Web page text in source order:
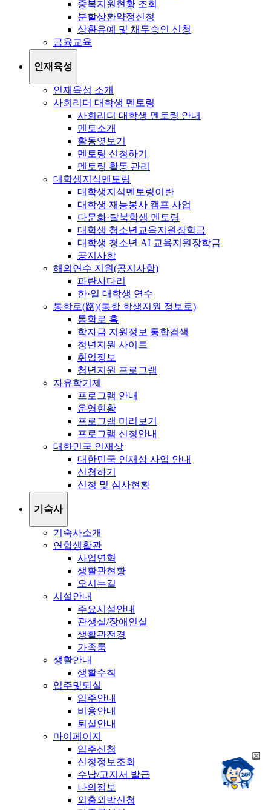
중복지원현황 조회
분할상환약정신청
상환유예 및 채무승인 신청
금융교육
인재육성
인재육성 소개
사회리더 대학생 멘토링
사회리더 대학생 멘토링 안내
멘토소개
활동엿보기
멘토링 신청하기
멘토링 활동 관리
대학생지식멘토링
대학생지식멘토링이란
대학생 재능봉사 캠프 사업
다문화·탈북학생 멘토링
대학생 청소년교육지원장학금
대학생 청소년 AI 교육지원장학금
공지사항
해외연수 지원(공지사항)
파란사다리
한·일 대학생 연수
통학로(路)(통합 학생지원 정보로)
통학로 홈
학자금 지원정보 통합검색
청년지원 사이트
취업정보
청년지원 프로그램
자유학기제
프로그램 안내
운영현황
프로그램 미리보기
프로그램 신청안내
대한민국 인재상
대한민국 인재상 사업 안내
신청하기
신청 및 심사현황
기숙사
기숙사소개
연합생활관
사업연혁
생활관현황
오시는길
시설안내
주요시설안내
관생실/장애인실
생활관전경
가족룸
생활안내
생활수칙
입주및퇴실
입주안내
비용안내
퇴실안내
마이페이지
입주신청
신청정보조회
수납/고지서 발급
나의정보
외출외박신청
챗봇상담:
24시
채팅상담:
9시~18시
희